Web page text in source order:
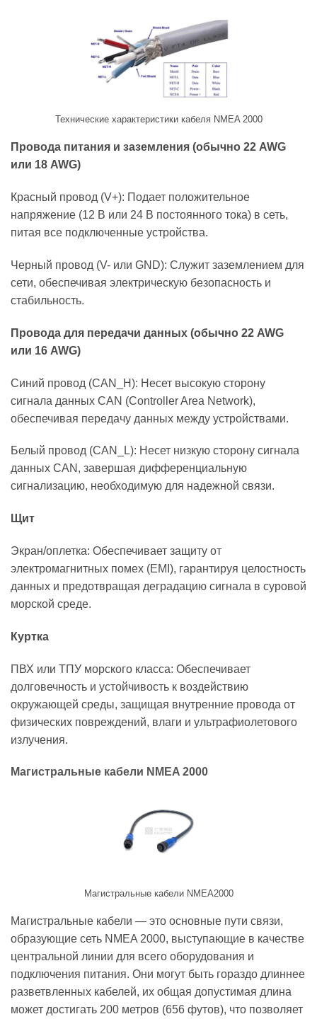
Технические характеристики кабеля NMEA 2000
Провода питания и заземления (обычно 22 AWG
или 18 AWG)
Красный провод (V+): Подает положительное
напряжение (12 В или 24 В постоянного тока) в сеть,
питая все подключенные устройства.
Черный провод (V- или GND): Служит заземлением для
сети, обеспечивая электрическую безопасность и
стабильность.
Провода для передачи данных (обычно 22 AWG
или 16 AWG)
Синий провод (CAN_H): Несет высокую сторону
сигнала данных CAN (Controller Area Network),
обеспечивая передачу данных между устройствами.
Белый провод (CAN_L): Несет низкую сторону сигнала
данных CAN, завершая дифференциальную
сигнализацию, необходимую для надежной связи.
Щит
Экран/оплетка: Обеспечивает защиту от
электромагнитных помех (EMI), гарантируя целостность
данных и предотвращая деградацию сигнала в суровой
морской среде.
Куртка
ПВХ или ТПУ морского класса: Обеспечивает
долговечность и устойчивость к воздействию
окружающей среды, защищая внутренние провода от
физических повреждений, влаги и ультрафиолетового
излучения.
Магистральные кабели NMEA 2000
Магистральные кабели NMEA2000
Магистральные кабели — это основные пути связи,
образующие сеть NMEA 2000, выступающие в качестве
центральной линии для всего оборудования и
подключения питания. Они могут быть гораздо длиннее
разветвленных кабелей, их общая допустимая длина
может достигать 200 метров (656 футов), что позволяет